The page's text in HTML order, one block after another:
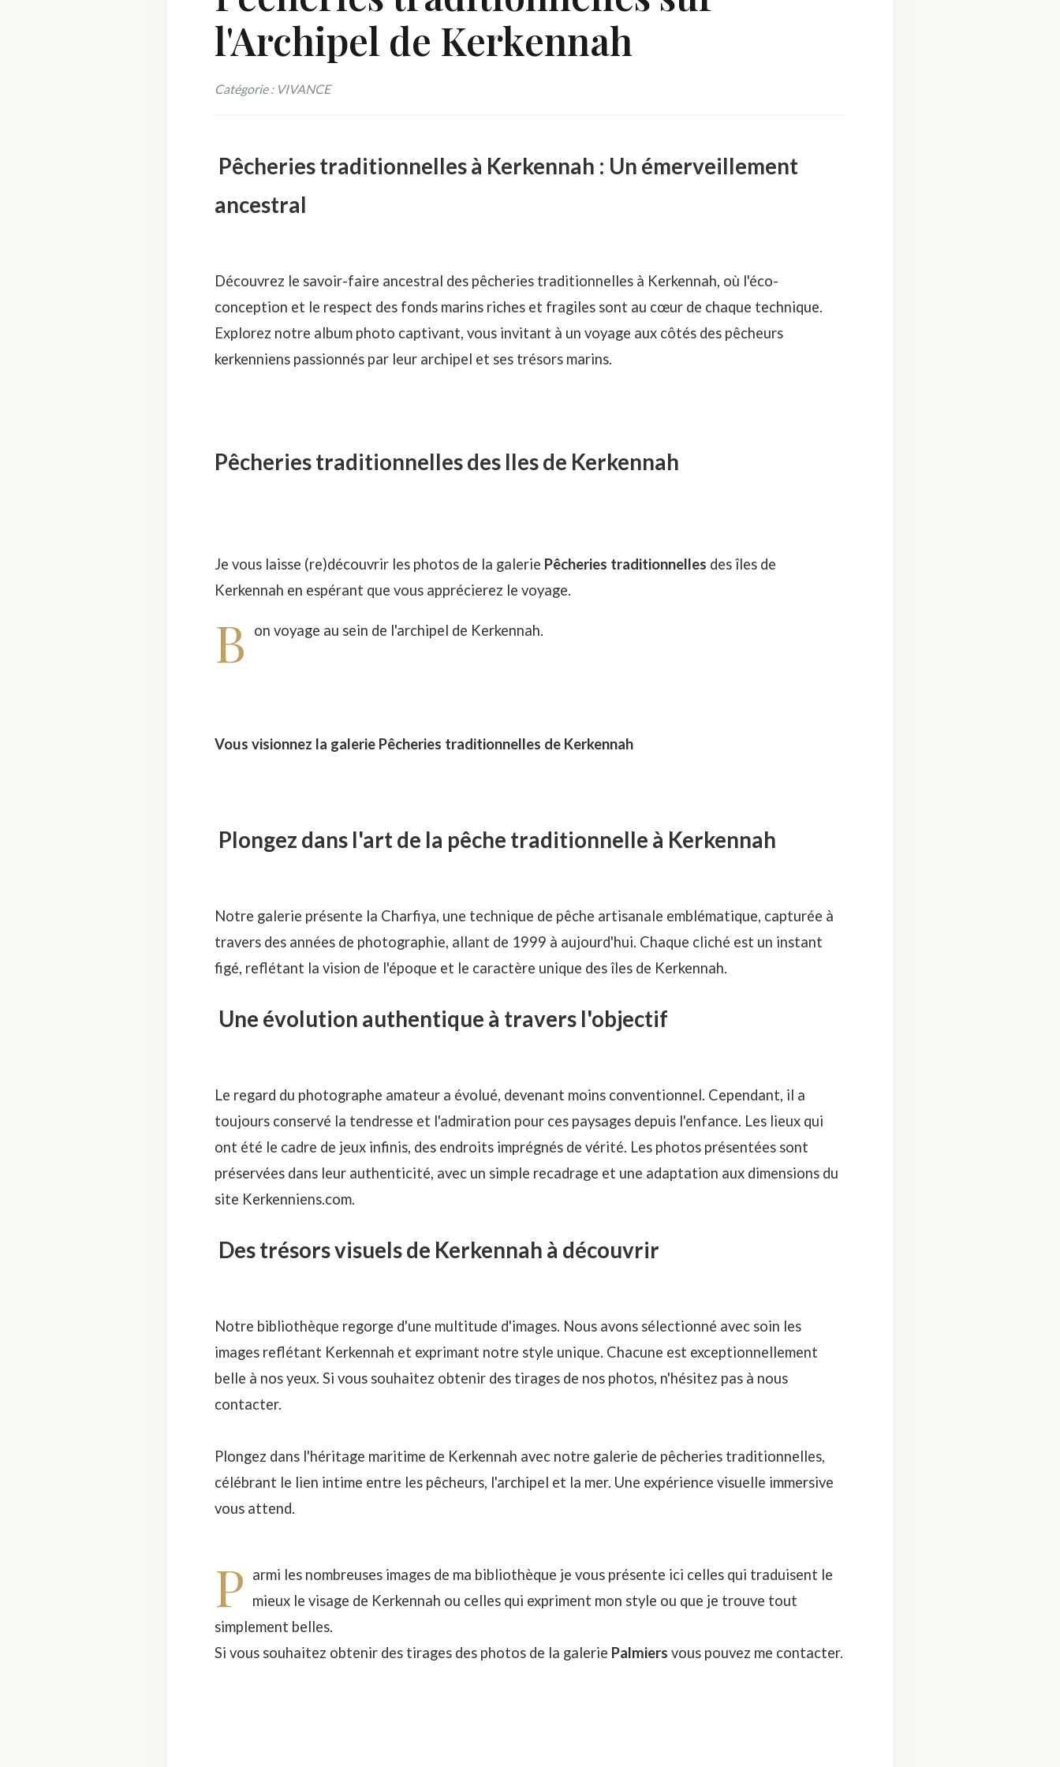
l'Archipel de Kerkennah
Catégorie : VIVANCE
Pêcheries traditionnelles à Kerkennah : Un émerveillement
ancestral
Découvrez le savoir-faire ancestral des pêcheries traditionnelles à Kerkennah, où l'éco-
conception et le respect des fonds marins riches et fragiles sont au cœur de chaque technique.
Explorez notre album photo captivant, vous invitant à un voyage aux côtés des pêcheurs
kerkenniens passionnés par leur archipel et ses trésors marins.
Pêcheries traditionnelles des Iles de Kerkennah
Je vous laisse (re)découvrir les photos de la galerie Pêcheries traditionnelles des îles de
Kerkennah en espérant que vous apprécierez le voyage.
B on voyage au sein de l'archipel de Kerkennah.
Vous visionnez la galerie Pêcheries traditionnelles de Kerkennah
Plongez dans l'art de la pêche traditionnelle à Kerkennah
Notre galerie présente la Charfiya, une technique de pêche artisanale emblématique, capturée à
travers des années de photographie, allant de 1999 à aujourd'hui. Chaque cliché est un instant
figé, reflétant la vision de l'époque et le caractère unique des îles de Kerkennah.
Une évolution authentique à travers l'objectif
Le regard du photographe amateur a évolué, devenant moins conventionnel. Cependant, il a
toujours conservé la tendresse et l'admiration pour ces paysages depuis l'enfance. Les lieux qui
ont été le cadre de jeux infinis, des endroits imprégnés de vérité. Les photos présentées sont
préservées dans leur authenticité, avec un simple recadrage et une adaptation aux dimensions du
site Kerkenniens.com.
Des trésors visuels de Kerkennah à découvrir
Notre bibliothèque regorge d'une multitude d'images. Nous avons sélectionné avec soin les
images reflétant Kerkennah et exprimant notre style unique. Chacune est exceptionnellement
belle à nos yeux. Si vous souhaitez obtenir des tirages de nos photos, n'hésitez pas à nous
contacter.
Plongez dans l'héritage maritime de Kerkennah avec notre galerie de pêcheries traditionnelles,
célébrant le lien intime entre les pêcheurs, l'archipel et la mer. Une expérience visuelle immersive
vous attend.
P armi les nombreuses images de ma bibliothèque je vous présente ici celles qui traduisent le
mieux le visage de Kerkennah ou celles qui expriment mon style ou que je trouve tout
simplement belles.
Si vous souhaitez obtenir des tirages des photos de la galerie Palmiers vous pouvez me contacter.